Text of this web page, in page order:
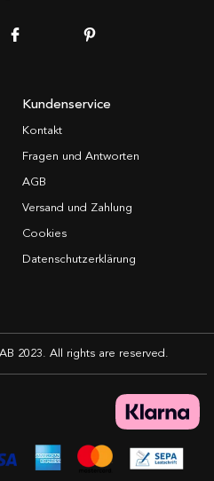
Kundenservice
Kontakt
Fragen und Antworten
AGB
Versand und Zahlung
Cookies
Datenschutzerklärung
2023. All rights are reserved.